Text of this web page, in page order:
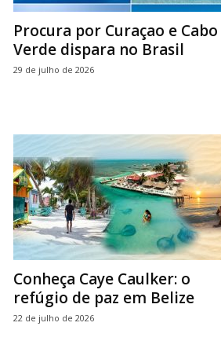
Procura por Curaçao e Cabo
Verde dispara no Brasil
29 de julho de 2026
Conheça Caye Caulker: o
refúgio de paz em Belize
22 de julho de 2026